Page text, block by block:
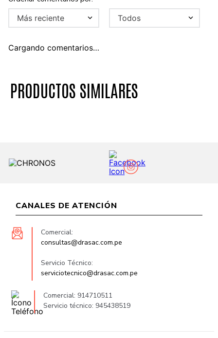
Más reciente Todos
Cargando comentarios…
PRODUCTOS SIMILARES
CANALES DE ATENCIÓN
Comercial:
consultas@drasac.com.pe
Servicio Técnico:
serviciotecnico@drasac.com.pe
Comercial: 914710511
Servicio técnico: 945438519